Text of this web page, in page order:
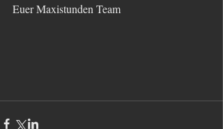
Euer Maxistunden Team